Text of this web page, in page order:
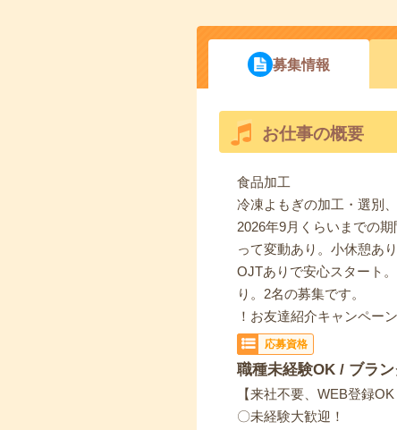
募集情報
お仕事の概要
食品加工
冷凍よもぎの加工・選別
2026年9月くらいまでの
って変動あり。小休憩あり
OJTありで安心スタート
り。2名の募集です。
！お友達紹介キャンペー
応募資格
職種未経験OK / ブラ
【来社不要、WEB登録OK
〇未経験大歓迎！